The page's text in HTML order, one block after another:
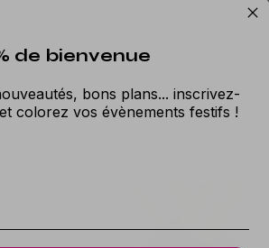
de bienvenue
bons plans... inscrivez-
colorez vos évènements festifs !